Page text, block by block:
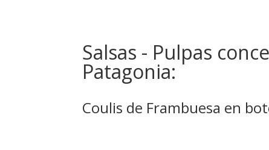
Salsas - Pulpas
Patagonia:
Coulis de Frambuesa en